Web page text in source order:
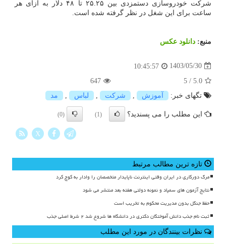
شرکت خودروسازی دستمزدی بین ۲۵.۲۵ تا ۴۸ دلار به ازای هر
ساعت برای این شغل در نظر گرفته شده است.
منبع: دانلود عكس
1403/05/30
10:45:57
5.0
/
5
647
تگهای خبر:
آموزش , شركت , لباس , مد
این مطلب را می پسندید؟ (1)
(0)
X
تازه ترین مطالب مرتبط
مرگ دورکاری در ایران وقتی اینترنت ناپایدار متخصصان را وادار به کوچ کرد
نتایج آزمون های سمپاد و نمونه دولتی هفته بعد منتشر می شود
حفظ جنگل بدون مدیریت محکوم به تخریب است
ثبت نام جذب دانش آموختگان دکتری در دانشگاه ها شروع شد ۲ شرط اصلی جذب
نظرات بینندگان در مورد این مطلب